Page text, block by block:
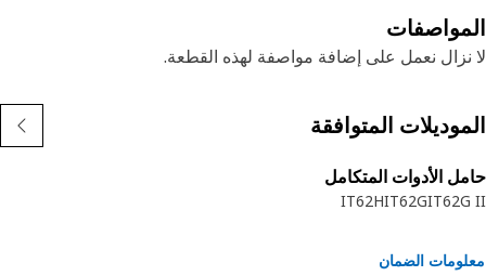
نعمل على إضافة مواصفة لهذه القطعة.
المتوافقة
الأدوات المتكامل
IT62G
IT62H
الضمان